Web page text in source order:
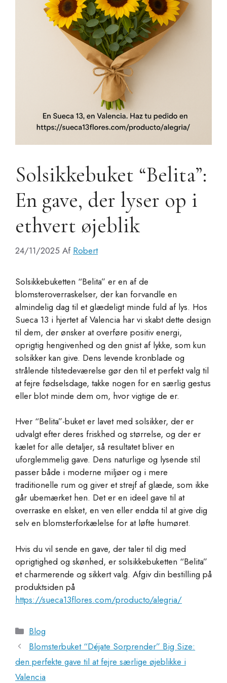
Solsikkebuket “Belita”:
En gave, der lyser op i
ethvert øjeblik
24/11/2025 Af Robert
Solsikkebuketten “Belita” er en af de
blomsteroverraskelser, der kan forvandle en
almindelig dag til et glædeligt minde fuld af lys. Hos
Sueca 13 i hjertet af Valencia har vi skabt dette design
til dem, der ønsker at overføre positiv energi,
oprigtig hengivenhed og den gnist af lykke, som kun
solsikker kan give. Dens levende kronblade og
strålende tilstedeværelse gør den til et perfekt valg til
at fejre fødselsdage, takke nogen for en særlig gestus
eller blot minde dem om, hvor vigtige de er.
Hver “Belita”-buket er lavet med solsikker, der er
udvalgt efter deres friskhed og størrelse, og der er
kælet for alle detaljer, så resultatet bliver en
uforglemmelig gave. Dens naturlige og lysende stil
passer både i moderne miljøer og i mere
traditionelle rum og giver et strejf af glæde, som ikke
går ubemærket hen. Det er en ideel gave til at
overraske en elsket, en ven eller endda til at give dig
selv en blomsterforkælelse for at løfte humøret.
Hvis du vil sende en gave, der taler til dig med
oprigtighed og skønhed, er solsikkebuketten “Belita”
et charmerende og sikkert valg. Afgiv din bestilling på
produktsiden på
https://sueca13flores.com/producto/alegria/
Kategorier
Blog
Blomsterbuket “Déjate Sorprender” Big Size:
den perfekte gave til at fejre særlige øjeblikke i
Valencia